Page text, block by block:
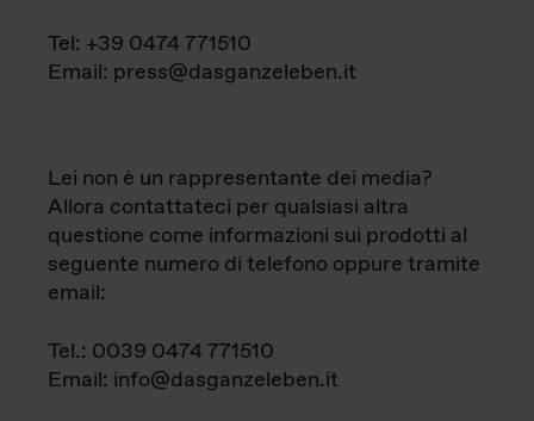
Tel: +39 0474 771510
Email: press@dasganzeleben.it
Lei non è un rappresentante dei media?
Allora contattateci per qualsiasi altra
questione come informazioni sui prodotti al
seguente numero di telefono oppure tramite
email:
Tel.: 0039 0474 771510
Email: info@dasganzeleben.it